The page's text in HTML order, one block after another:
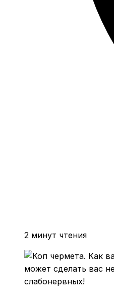
2 минут чтения
может сделать вас
слабонервных!